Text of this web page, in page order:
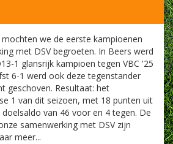
we de eerste kampioenen
met DSV begroeten. In Beers werd
1 glansrijk kampioen tegen VBC '25
6-1 werd ook deze tegenstander
geschoven. Resultaat: het
1 van dit seizoen, met 18 punten uit
van 46 voor en 4 tegen. De
samenwerking met DSV zijn
meer...